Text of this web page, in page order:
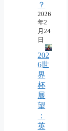
？
2026
年2
月24
日
202
6世
界
杯
展
望
：
英